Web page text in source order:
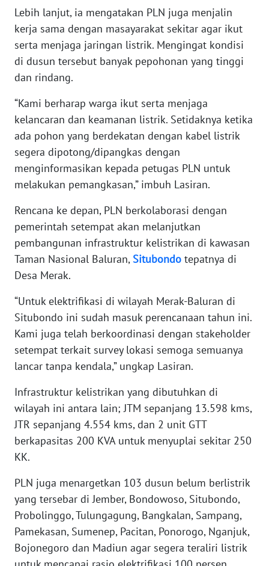
Lebih lanjut, ia mengatakan PLN juga menjalin
kerja sama dengan masayarakat sekitar agar ikut
serta menjaga jaringan listrik. Mengingat kondisi
di dusun tersebut banyak pepohonan yang tinggi
dan rindang.
“Kami berharap warga ikut serta menjaga
kelancaran dan keamanan listrik. Setidaknya ketika
ada pohon yang berdekatan dengan kabel listrik
segera dipotong/dipangkas dengan
menginformasikan kepada petugas PLN untuk
melakukan pemangkasan,” imbuh Lasiran.
Rencana ke depan, PLN berkolaborasi dengan
pemerintah setempat akan melanjutkan
pembangunan infrastruktur kelistrikan di kawasan
Taman Nasional Baluran, Situbondo tepatnya di
Desa Merak.
“Untuk elektrifikasi di wilayah Merak-Baluran di
Situbondo ini sudah masuk perencanaan tahun ini.
Kami juga telah berkoordinasi dengan stakeholder
setempat terkait survey lokasi semoga semuanya
lancar tanpa kendala,” ungkap Lasiran.
Infrastruktur kelistrikan yang dibutuhkan di
wilayah ini antara lain; JTM sepanjang 13.598 kms,
JTR sepanjang 4.554 kms, dan 2 unit GTT
berkapasitas 200 KVA untuk menyuplai sekitar 250
KK.
PLN juga menargetkan 103 dusun belum berlistrik
yang tersebar di Jember, Bondowoso, Situbondo,
Probolinggo, Tulungagung, Bangkalan, Sampang,
Pamekasan, Sumenep, Pacitan, Ponorogo, Nganjuk,
Bojonegoro dan Madiun agar segera teraliri listrik
SULBAR
WN
BABEL
WN
SUMSEL
WN
BENGKULU
WN
LAMPUNG
WN
JATENG
WN
NUSANTARA
WN
JOGJA
WN
JATIM
WN
BALI
WN
KALBAR
WN